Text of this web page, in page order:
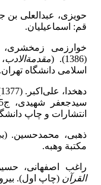
حویزی، عبدالعلی ‌بن
قم: اسماعیلیان.
خوارزمی زمخشری،
(1386). (
مقدمةالادب
اسلامی دانشگاه تهران.
دهخدا، علی‌اکبر. (1377).
انتشارات و چاپ
ذهبی، محمدحسین.
مکتبة وهبه.
راغب اصفهانی، حسین
القرآن (چاپ اول).